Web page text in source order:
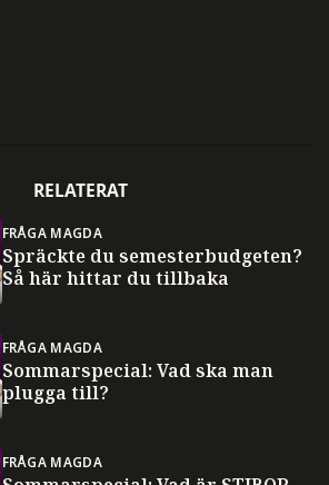
RELATERAT
FRÅGA MAGDA
Spräckte du semesterbudgeten?
Så här hittar du tillbaka
FRÅGA MAGDA
Sommarspecial: Vad ska man
plugga till?
FRÅGA MAGDA